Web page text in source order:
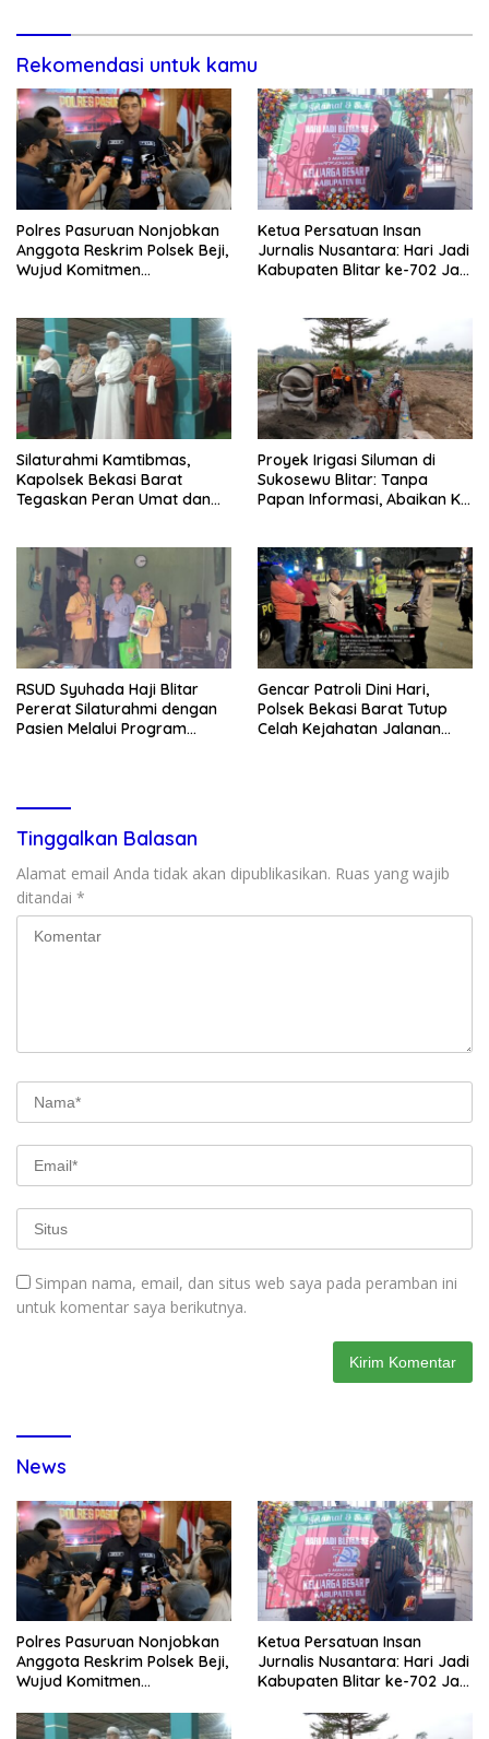
Rekomendasi untuk kamu
Polres Pasuruan Nonjobkan
Anggota Reskrim Polsek Beji,
Wujud Komitmen
Ketua Persatuan Insan
Jurnalis Nusantara: Hari Jadi
Kabupaten Blitar ke-702 Jadi
Silaturahmi Kamtibmas,
Kapolsek Bekasi Barat
Tegaskan Peran Umat dan
Proyek Irigasi Siluman di
Sukosewu Blitar: Tanpa
Papan Informasi, Abaikan K3,
RSUD Syuhada Haji Blitar
Pererat Silaturahmi dengan
Pasien Melalui Program
Gencar Patroli Dini Hari,
Polsek Bekasi Barat Tutup
Celah Kejahatan Jalanan
Tinggalkan Balasan
Alamat email Anda tidak akan dipublikasikan. Ruas yang wajib
ditandai *
Simpan nama, email, dan situs web saya pada peramban ini
untuk komentar saya berikutnya.
News
Polres Pasuruan Nonjobkan
Anggota Reskrim Polsek Beji,
Wujud Komitmen
Dugaan Penganiayaan
Ketua Persatuan Insan
Jurnalis Nusantara: Hari Jadi
Kabupaten Blitar ke-702 Jadi
Pembangunan